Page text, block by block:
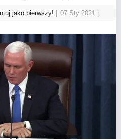
jako pierwszy! 07 Sty 2021